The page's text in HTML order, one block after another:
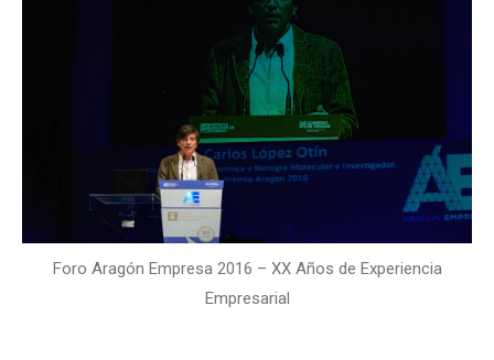
Foro Aragón Empresa 2016 – XX Años de Experiencia
Empresarial